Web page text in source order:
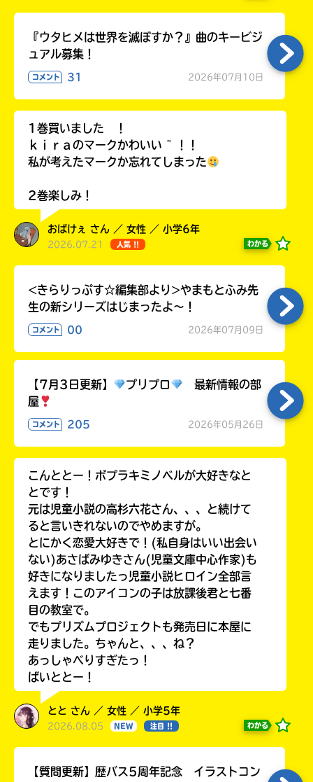
『ウタヒメは世界を滅ぼすか？』曲のキービジ
ュアル募集！
コメント 31 2026年07月10日
1巻買いました ！
ｋｉｒａのマークかわいい ~ ！！
私が考えたマークか忘れてしまった
2巻楽しみ！
おばけぇ さん ／ 女性 ／ 小学6年
2026.07.21 人気 !! わかる
<きらりっぷす☆編集部より>やまもとふみ先
生の新シリーズはじまったよ～！
コメント 00 2026年07月09日
【7月3日更新】 プリプロ
最新情報の部
屋
コメント 205 2026年05月26日
こんととー！ポプラキミノベルが大好きなと
とです！
元は児童小説の高杉六花さん、、、と続けて
ると言いきれないのでやめますが。
とにかく恋愛大好きで！(私自身はいい出会い
ない)あさばみゆきさん(児童文庫中心作家)も
好きになりましたっ児童小説ヒロイン全部言
えます！このアイコンの子は放課後君と七番
目の教室で。
でもプリズムプロジェクトも発売日に本屋に
走りました。ちゃんと、、、ね？
あっしゃべりすぎたっ！
ばいととー！
とと さん ／ 女性 ／ 小学5年
2026.08.05 NEW 注目 !! わかる
【質問更新】歴バス5周年記念 イラストコン